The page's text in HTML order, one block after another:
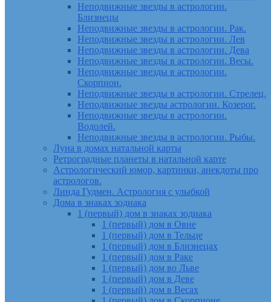
Неподвижные звезды в астрологии.
Близнецы
Неподвижные звезды в астрологии. Рак.
Неподвижные звезды в астрологии. Лев
Неподвижные звезды в астрологии. Дева
Неподвижные звезды в астрологии. Весы.
Неподвижные звезды в астрологии.
Скорпион.
Неподвижные звезды в астрологии. Стрелец.
Неподвижные звезды астрологии. Козерог.
Неподвижные звезды в астрологии.
Водолей.
Неподвижные звезды в астрологии. Рыбы.
Луна в домах натальной карты
Ретроградные планеты в натальной карте
Астрологический юмор, картинки, анекдоты про
астрологов.
Линда Гудмен. Астрология с улыбкой
Дома в знаках зодиака
1 (первый) дом в знаках зодиака
1 (первый) дом в Овне
1 (первый) дом в Тельце
1 (первый) дом в Близнецах
1 (первый) дом в Раке
1 (первый) дом во Льве
1 (первый) дом в Деве
1 (первый) дом в Весах